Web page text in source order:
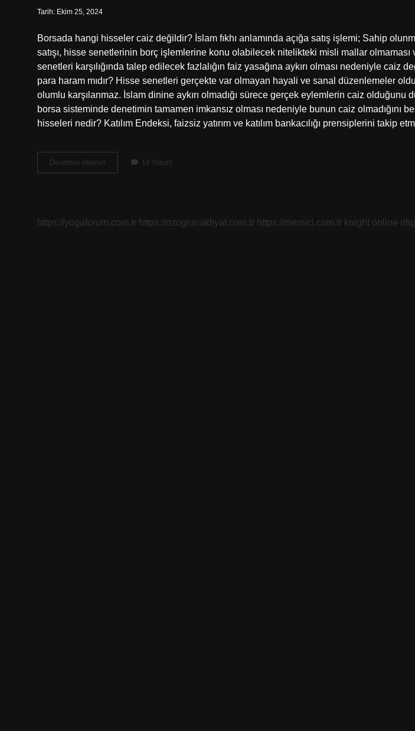
Tarih: Ekim 25, 2024
Borsada hangi hisseler caiz değildir? İslam fıkhı anlamında açığa satış işlemi; Sahip
satışı, hisse senetlerinin borç işlemlerine konu olabilecek nitelikteki misli mallar olmaması
senetleri karşılığında talep edilecek fazlalığın faiz yasağına aykırı olması nedeniyle caiz
para haram mıdır? Hisse senetleri gerçekte var olmayan hayali ve sanal düzenlemeler
olumlu karşılanmaz. İslam dinine aykırı olmadığı sürece gerçek eylemlerin caiz olduğunu
borsa sisteminde denetimin tamamen imkansız olması nedeniyle bunun caiz olmadığını
hisseleri nedir? Katılım Endeksi, faizsiz yatırım ve katılım bankacılığı prensiplerini takip
Devamını okuyun Borsada
Katılım
14 Yorum
https://yogaforum.com.tr https://ozoglunakliyat.com.tr https://memici.com.tr knight online